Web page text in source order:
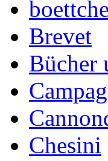
Brevet
Bücher
Chesini